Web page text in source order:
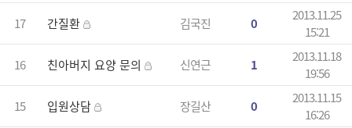
17
간질환 김국진 0
2013.11.25
15:21
16
친아버지 요양 문의 신연근 1
2013.11.18
19:56
15
입원상담 장길산 0
2013.11.15
16:26